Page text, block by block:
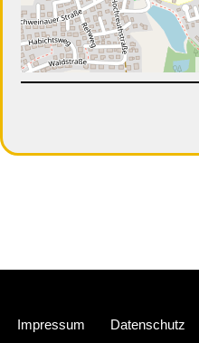
Impressum Datenschutz